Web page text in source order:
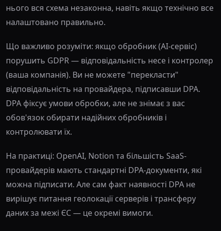
нього вся схема незаконна, навіть якщо технічно все
налаштовано правильно.
Що важливо розуміти: якщо обробник (AI-сервіс)
порушить GDPR — відповідальність несе і контролер
(ваша компанія). Ви не можете "перекласти"
відповідальність на провайдера, підписавши DPA.
DPA фіксує умови обробки, але не знімає з вас
обов'язок обирати надійних обробників і
контролювати їх.
На практиці: OpenAI, Notion та більшість SaaS-
провайдерів мають стандартні DPA-документи, які
можна підписати. Але сам факт наявності DPA не
вирішує питання геолокації серверів і трансферу
даних за межі ЄС — це окремі вимоги.